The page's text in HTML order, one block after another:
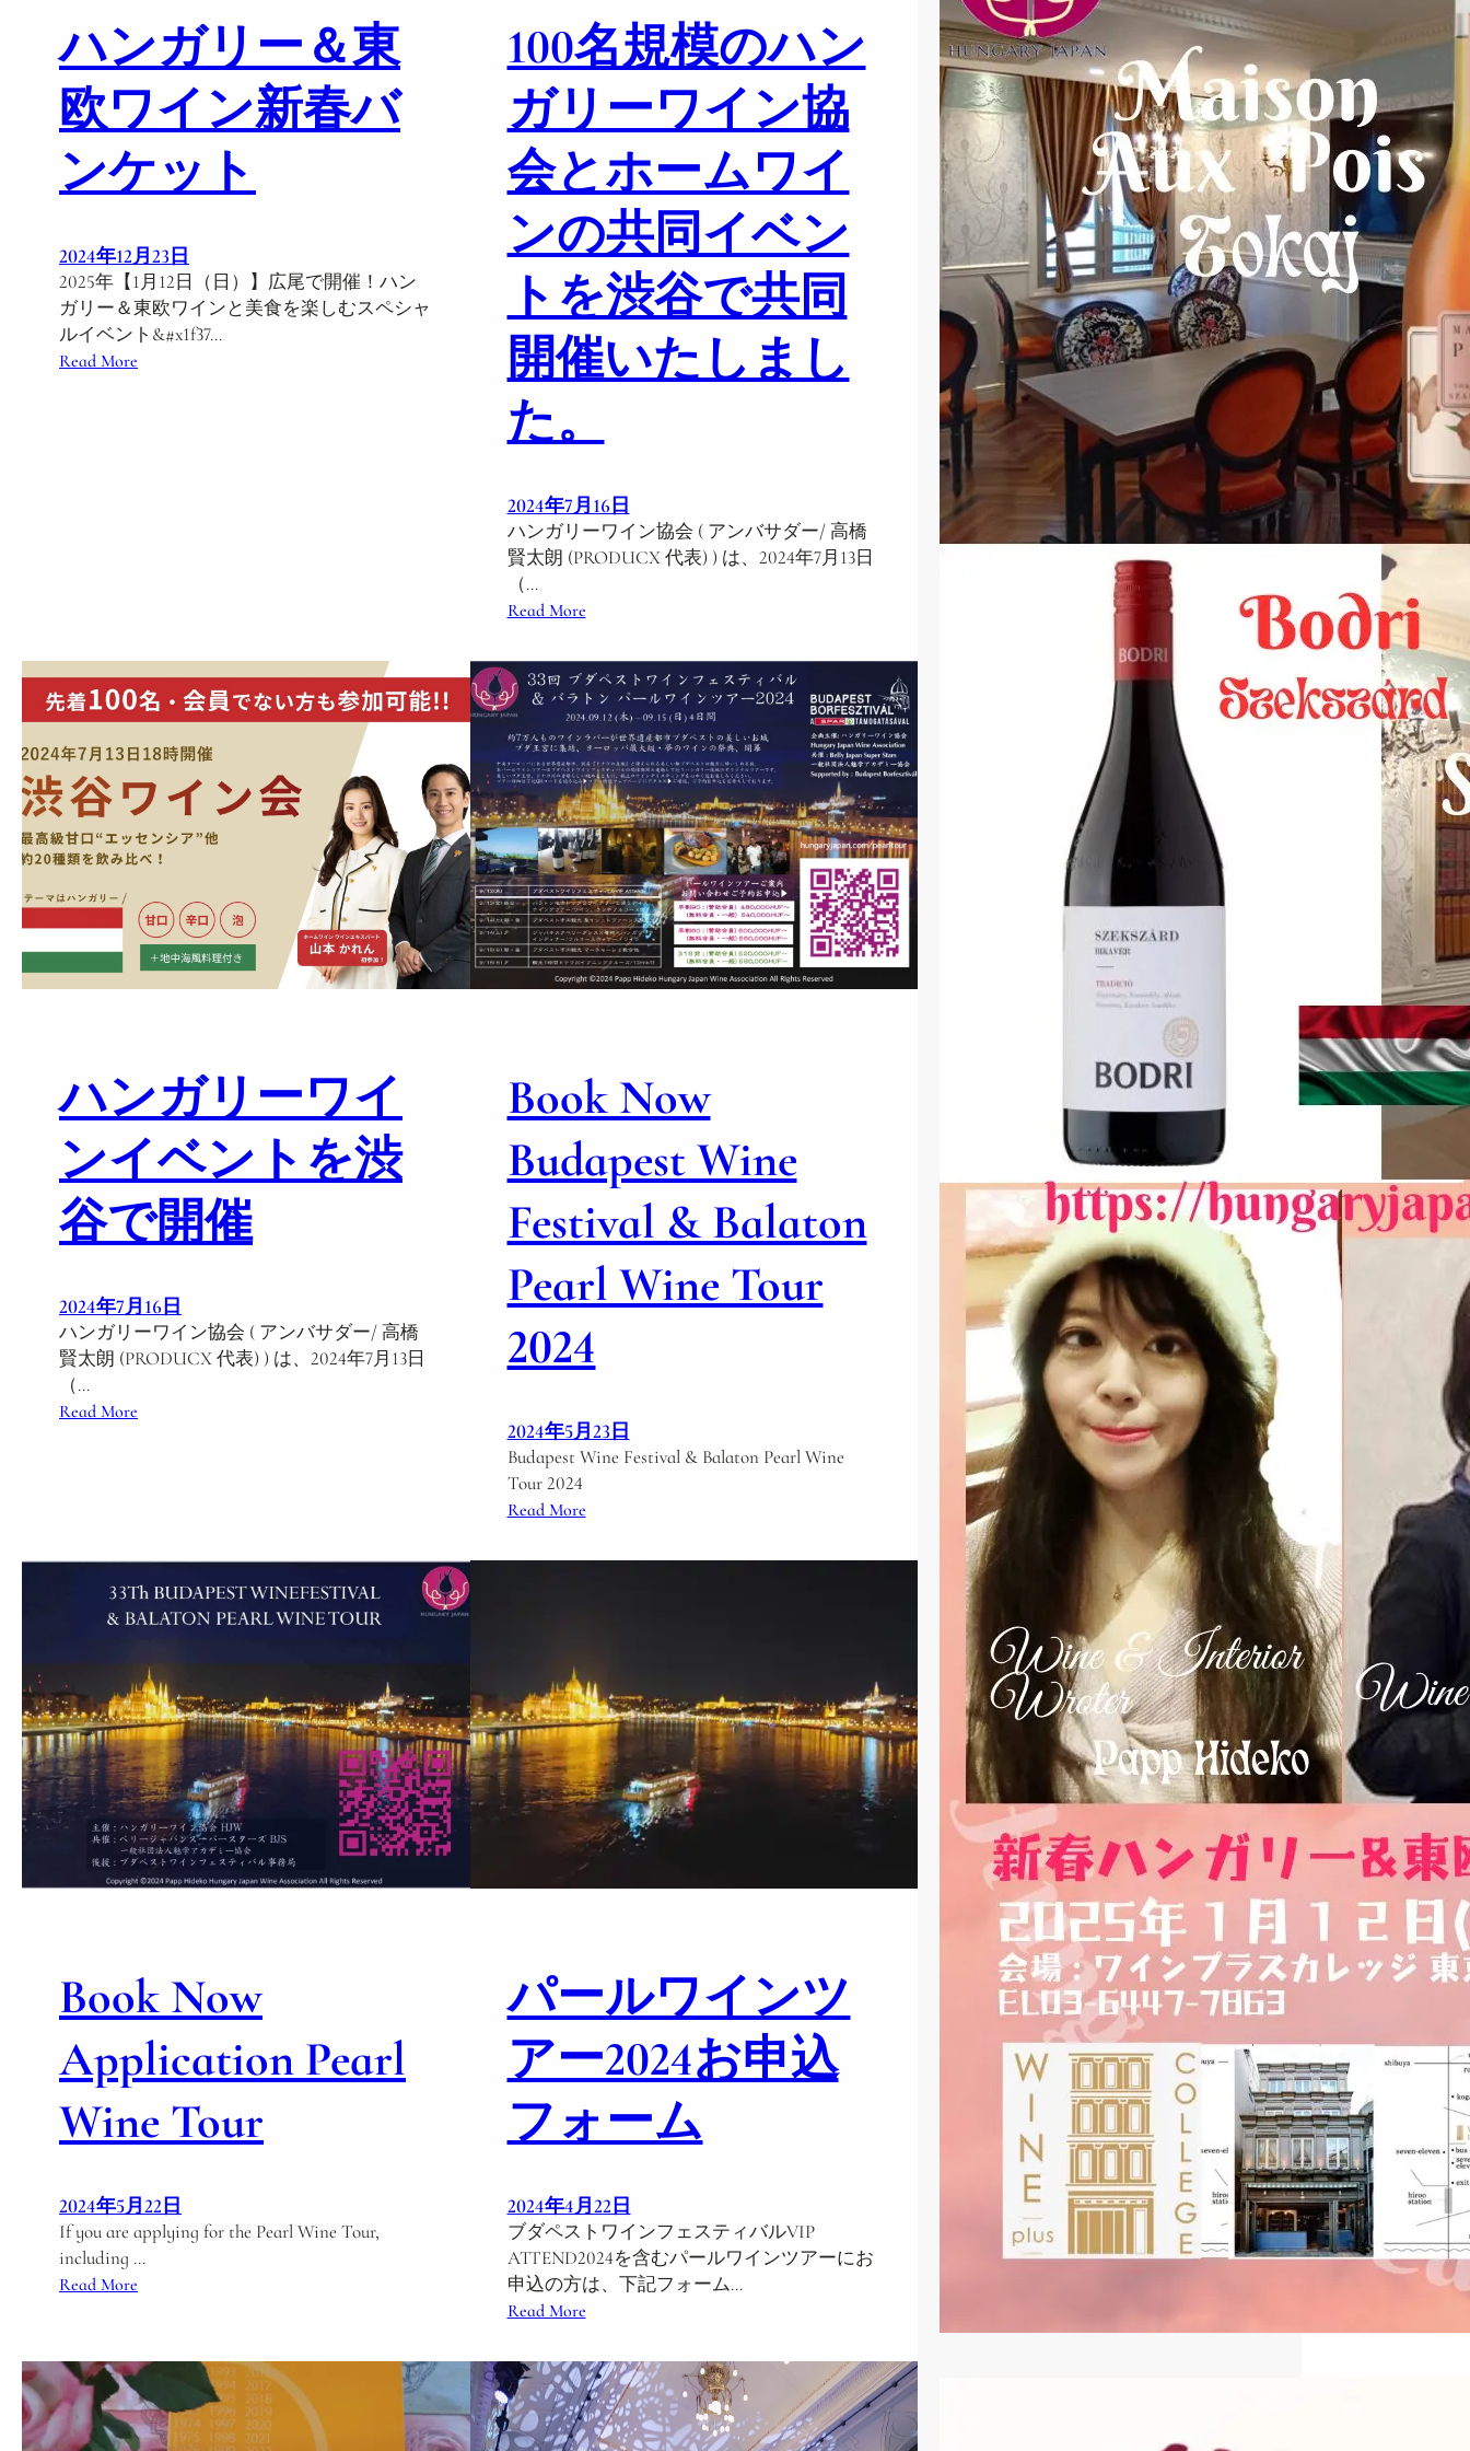
ハンガリー＆東
欧ワイン新春バ
ンケット
2024年12月23日
2025年【1月12日（日）】広尾で開催！ハン
ガリー＆東欧ワインと美食を楽しむスペシャ
ルイベント&#x1f37…
Read More
新
春
バ
ン
ケ
ッ
ト
100名規模のハン
ガリーワイン協
会とホームワイ
ンの共同イベン
トを渋谷で共同
開催いたしまし
た。
2024年7月16日
ハンガリーワイン協会 ( アンバサダー/ 高橋
賢太朗 (PRODUCX 代表) ) は、2024年7月13日
（…
Read More:
0
0
名
規
模
の
ハ
ン
ガ
リ
ー
ワ
イ
と
ホ
ム
ワ
イ
ン
の
共
イ
ベ
ト
を
共
た
し
ま
し
た
。
ハンガリーワイ
ンイベントを渋
谷で開催
2024年7月16日
ハンガリーワイン協会 ( アンバサダー/ 高橋
賢太朗 (PRODUCX 代表) ) は、2024年7月13日
（…
Read More
ワ
イ
ン
ベ
ン
ト
を
渋
谷
で
開
催
Book Now
Budapest Wine
Festival & Balaton
Pearl Wine Tour
2024
2024年5月23日
Budapest Wine Festival & Balaton Pearl Wine
Tour 2024
Read More:
o
w
B
u
d
a
p
e
e
s
t
i
a
l
&
B
a
l
t
o
n
Book Now
Application Pearl
Wine Tour
2024年5月22日
If you are applying for the Pearl Wine Tour,
including …
Read More
o
k
N
o
パールワインツ
アー2024お申込
フォーム
2024年4月22日
ブダペストワインフェスティバルVIP
ATTEND2024を含むパールワインツアーにお
申込の方は、下記フォーム…
Read More:
ー
ル
ワ
イ
2025年【1月12日（日）】広尾で
開催！ハンガリー＆東欧ワインと
美食を楽しむスペシャルイベント
&#x1f37…